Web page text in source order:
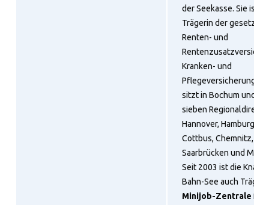
der Seekasse. Sie ist
Trägerin der
Renten- und
Kranken- und
Pflegeversicherung.
sitzt in Bochum und
sieben
Hannover, Hamburg,
Cottbus, Chemnitz,
Saarbrücken und
Seit 2003 ist die
Bahn-See auch
Minijob-Zentrale für